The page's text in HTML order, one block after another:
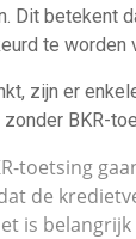
Dit betekent
te worden
zijn er
BKR-
toetsing
de
is